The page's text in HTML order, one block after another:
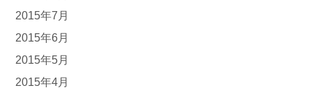
2015年7月
2015年6月
2015年5月
2015年4月